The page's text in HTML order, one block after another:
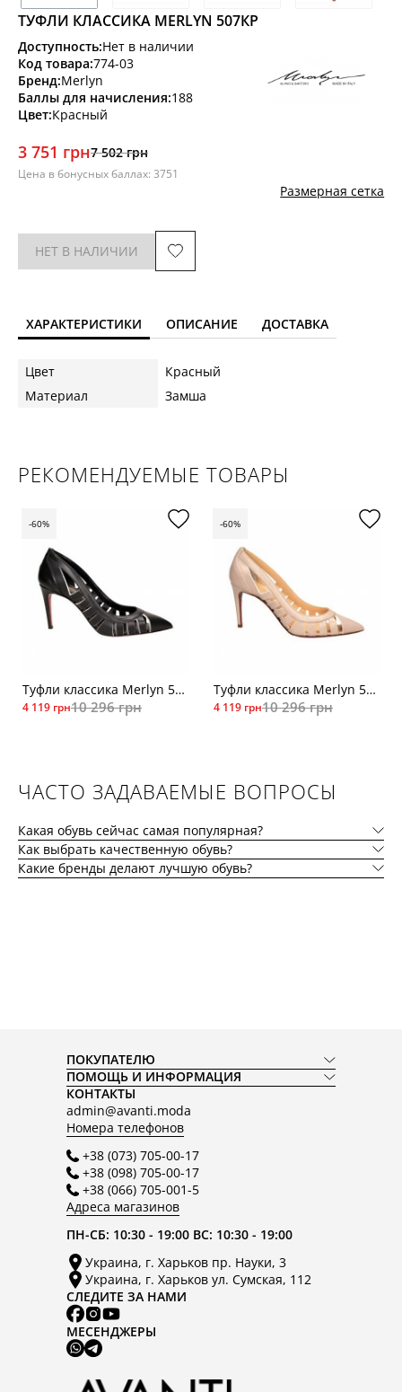
ТУФЛИ КЛАССИКА MERLYN 507КР
Доступность:Нет в наличии
Код товара:774-03
Бренд:Merlyn
Баллы для начисления:188
Цвет:Красный
Размерная сетка
3 751 грн7 502 грн
Цена в бонусных баллах: 3751
НЕТ В НАЛИЧИИ
ХАРАКТЕРИСТИКИ ОПИСАНИЕ ДОСТАВКА
Цвет
Красный
Материал
Замша
РЕКОМЕНДУЕМЫЕ ТОВАРЫ
Туфли классика Merlyn 510чер
4 119 грн10 296 грн
-60%
Туфли классика Merlyn 510беж кож
4 119 грн10 296 грн
-60%
ЧАСТО ЗАДАВАЕМЫЕ ВОПРОСЫ
Какая обувь сейчас самая популярная?
Как выбрать качественную обувь?
Какие бренды делают лучшую обувь?
ПОКУПАТЕЛЮ
ПОМОЩЬ И ИНФОРМАЦИЯ
КОНТАКТЫ
admin@avanti.moda
Номера телефонов
+38 (073) 705-00-17
+38 (098) 705-00-17
+38 (066) 705-001-5
Адреса магазинов
ПН-СБ: 10:30 - 19:00 ВС: 10:30 - 19:00
Украина, г. Харьков пр. Науки, 3
Украина, г. Харьков ул. Сумская, 112
СЛЕДИТЕ ЗА НАМИ
МЕСЕНДЖЕРЫ